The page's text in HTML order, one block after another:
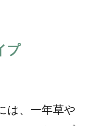
プ
は、一年草や